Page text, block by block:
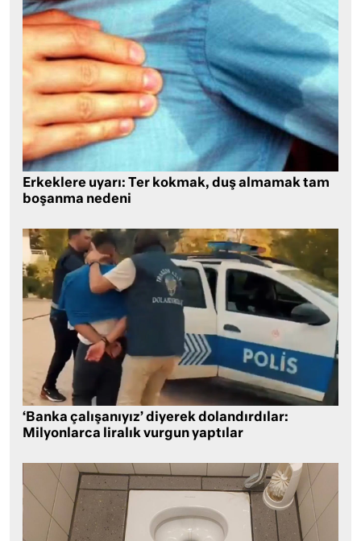
Erkeklere uyarı: Ter kokmak, duş almamak tam
boşanma nedeni
‘Banka çalışanıyız’ diyerek dolandırdılar:
Milyonlarca liralık vurgun yaptılar